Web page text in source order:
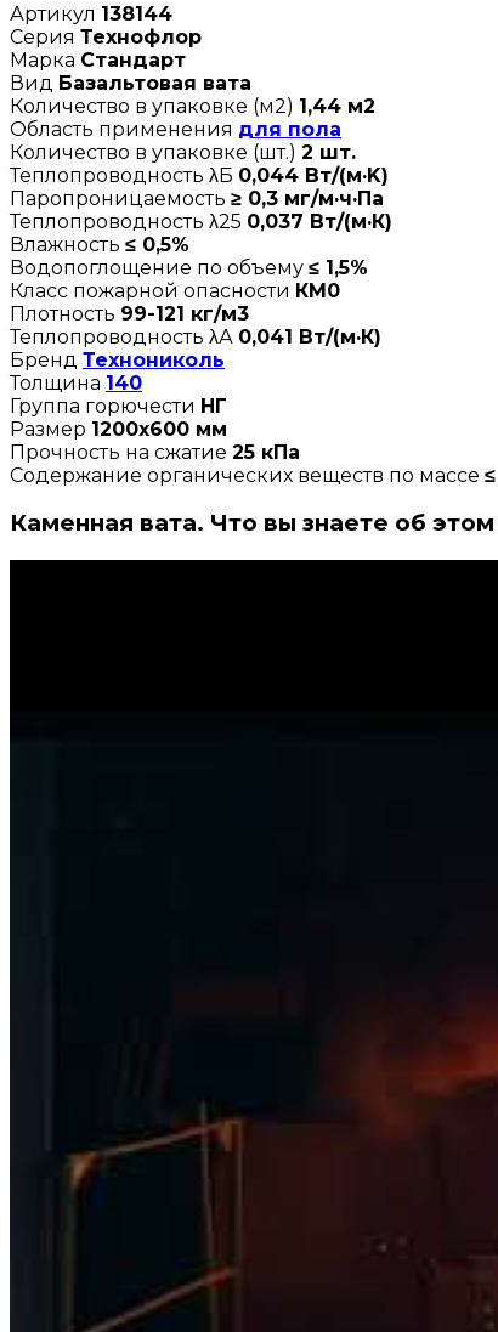
Артикул 138144
Серия Технофлор
Марка Стандарт
Вид Базальтовая вата
Количество в упаковке (м2) 1,44 м2
Область применения для пола
Количество в упаковке (шт.) 2 шт.
Теплопроводность λБ 0,044 Вт/(м·K)
Паропроницаемость ≥ 0,3 мг/м·ч·Па
Теплопроводность λ25 0,037 Вт/(м·К)
Влажность ≤ 0,5%
Водопоглощение по объему ≤ 1,5%
Класс пожарной опасности КМ0
Плотность 99-121 кг/м3
Теплопроводность λА 0,041 Вт/(м·К)
Бренд Технониколь
Толщина 140
Группа горючести НГ
Размер 1200х600 мм
Прочность на сжатие 25 кПа
Содержание органических веществ по массе
Каменная вата. Что вы знаете об